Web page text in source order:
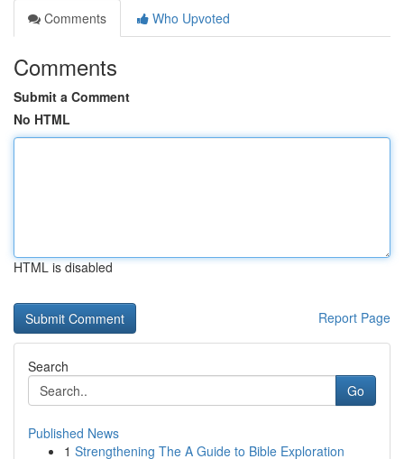
Comments
Who Upvoted
Comments
Submit a Comment
No HTML
HTML is disabled
Report Page
Search
Go
Published News
1 Strengthening The A Guide to Bible Exploration